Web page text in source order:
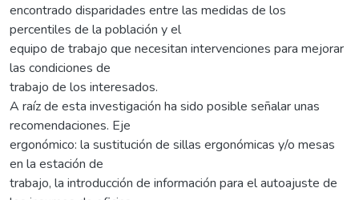
encontrado disparidades entre las medidas de los
percentiles de la población y el
equipo de trabajo que necesitan intervenciones para mejorar
las condiciones de
trabajo de los interesados.
A raíz de esta investigación ha sido posible señalar unas
recomendaciones. Eje
ergonómico: la sustitución de sillas ergonómicas y/o mesas
en la estación de
trabajo, la introducción de información para el autoajuste de